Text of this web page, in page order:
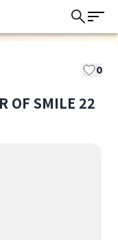
0
OF SMILE 22
しました